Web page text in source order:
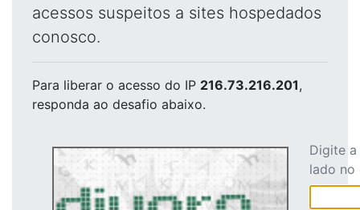
acessos suspeitos a sites hospedados
conosco.
Para liberar o acesso do IP 216.73.216.201,
responda ao desafio abaixo.
Digite
lado no